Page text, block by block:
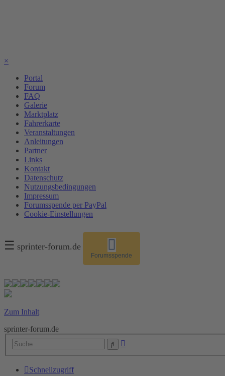
×
Portal
Forum
FAQ
Galerie
Marktplatz
Fahrerkarte
Veranstaltungen
Anleitungen
Partner
Links
Kontakt
Datenschutz
Nutzungsbedingungen
Impressum
Forumsspende per PayPal
Cookie-Einstellungen
☰ sprinter-forum.de
Forumsspende
Zum Inhalt
sprinter-forum.de
Suche
Schnellzugriff